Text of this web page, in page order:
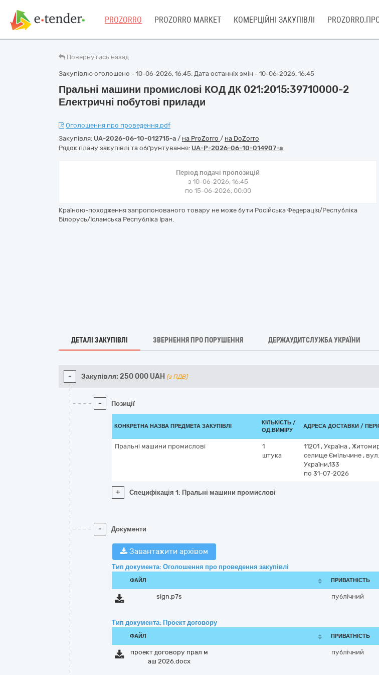
PROZORRO PROZORRO MARKET КОМЕРЦІЙНІ ЗАКУПІВЛІ
Повернутись назад
Закупівлю оголошено - 10-06-2026, 16:45. Дата останніх змін - 10-06-2026, 16:45
Пральні машини промислові КОД ДК 021:2015:39710000-2
Електричні побутові прилади
Оголошення про проведення.pdf
Закупівля: UA-2026-06-10-012715-a / на ProZorro / на DoZorro
Рядок плану закупівлі та обґрунтування: UA-P-2026-06-10-014907-a
Період подачі пропозицій
з 10-06-2026, 16:45
по 15-06-2026, 00:00
Країною-походження запропонованого товару не може бути Російська Федерація/Республіка
Білорусь/Ісламська Республіка Іран.
ДЕТАЛІ ЗАКУПІВЛІ ЗВЕРНЕННЯ ПРО ПОРУШЕННЯ ДЕРЖАУДИТСЛУЖБА УКРАЇНИ
- Закупівля: 250 000 UAH (з ПДВ)
- Позиції
КОНКРЕТНА НАЗВА ПРЕДМЕТА ЗАКУПІВЛІ
КІЛЬКІСТЬ /
ОД.ВИМІРУ
АДРЕСА ДОСТАВКИ /
Пральні машини промислові
1
штука
11201 , Україна ,
селище Ємільчине ,
України,133
по 31-07-2026
+ Специфікація 1: Пральні машини промислові
- Документи
Завантажити архівом
Тип документа: Оголошення про проведення закупівлі
ФАЙЛ ПРИВАТНІСТЬ
sign.p7s публічний
Тип документа: Проект договору
ФАЙЛ ПРИВАТНІСТЬ
проект договору прал м
аш 2026.docx
публічний